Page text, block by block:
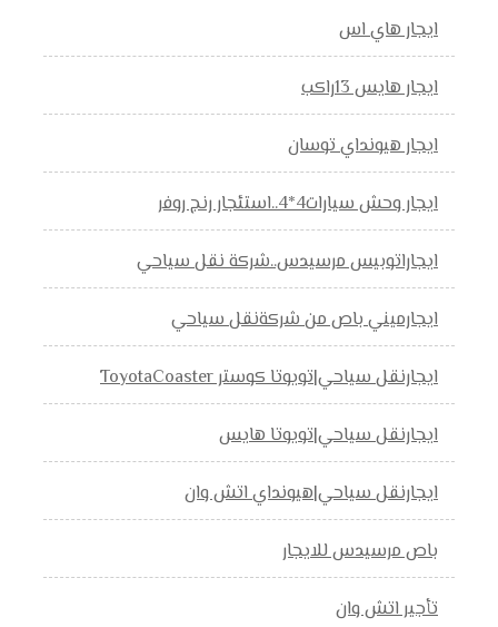
ايجار هاي اس
ايجار هايس 13راكب
ايجار هيونداي توسان
ايجار وحش سيارات4*4..استئجار رنج روفر
ايجاراتوبيس مرسيدس..شركة نقل سياحي
ايجارميني باص من شركةنقل سياحي
ايجارنقل سياحي|تويوتا كوستر ToyotaCoaster
ايجارنقل سياحي|تويوتا هايس
ايجارنقل سياحي|هيونداي اتش وان
باص مرسيدس للايجار
تأجير اتش وان